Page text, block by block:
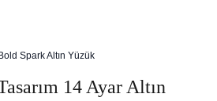
Bold Spark Altın Yüzük
14 Ayar Altın